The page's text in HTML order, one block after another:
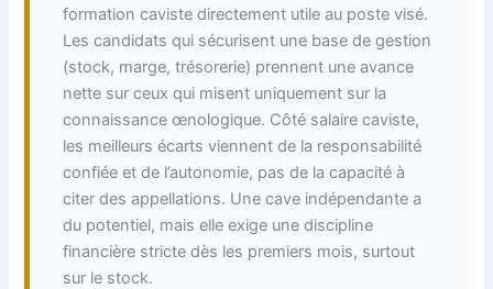
formation caviste directement utile au poste visé.
Les candidats qui sécurisent une base de gestion
(stock, marge, trésorerie) prennent une avance
nette sur ceux qui misent uniquement sur la
connaissance œnologique. Côté salaire caviste,
les meilleurs écarts viennent de la responsabilité
confiée et de l’autonomie, pas de la capacité à
citer des appellations. Une cave indépendante a
du potentiel, mais elle exige une discipline
financière stricte dès les premiers mois, surtout
sur le stock.